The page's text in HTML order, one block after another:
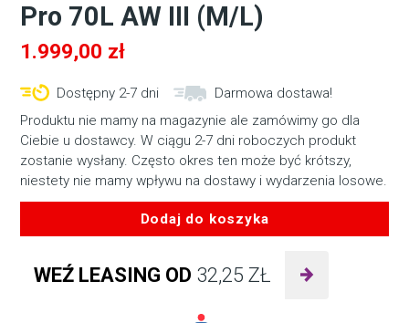
Pro 70L AW III (M/L)
1.999,00 zł
Dostępny 2-7 dni
Darmowa dostawa!
Produktu nie mamy na magazynie ale zamówimy go dla
Ciebie u dostawcy. W ciągu 2-7 dni roboczych produkt
zostanie wysłany. Często okres ten może być krótszy,
niestety nie mamy wpływu na dostawy i wydarzenia losowe.
Dodaj do koszyka
Lowepro
Plecak
WEŹ LEASING OD 32,25ZŁ